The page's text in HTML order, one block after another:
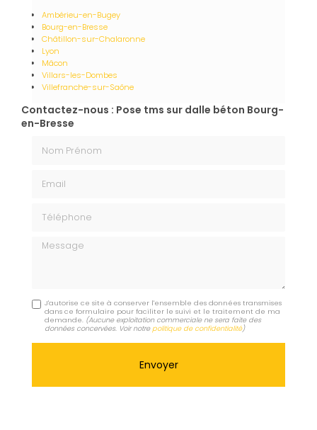
Ambérieu-en-Bugey
Bourg-en-Bresse
Châtillon-sur-Chalaronne
Lyon
Mâcon
Villars-les-Dombes
Villefranche-sur-Saône
Contactez-nous : Pose tms sur dalle béton Bourg-
en-Bresse
Message
J'autorise ce site à conserver l'ensemble des données transmises
dans ce formulaire pour faciliter le suivi et le traitement de ma
demande. (Aucune exploitation commerciale ne sera faite des
données concervées. Voir notrepolitique de confidentialité)